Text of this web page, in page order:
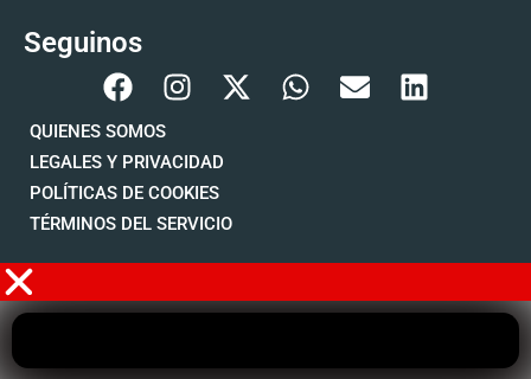
Seguinos
QUIENES SOMOS
LEGALES Y PRIVACIDAD
POLÍTICAS DE COOKIES
TÉRMINOS DEL SERVICIO